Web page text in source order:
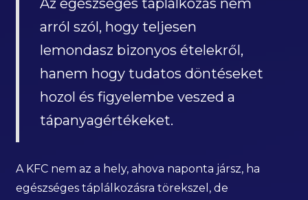
Az egészséges táplálkozás nem
arról szól, hogy teljesen
lemondasz bizonyos ételekről,
hanem hogy tudatos döntéseket
hozol és figyelembe veszed a
tápanyagértékeket.
A KFC nem az a hely, ahova naponta jársz, ha
egészséges táplálkozásra törekszel, de